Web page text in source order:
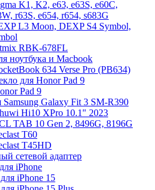
K1, K2, e63, e63S, e60C,
r63S, e654, r654, s683G
L3 Moon, DEXP S4 Symbol,
RBK-678FL
ноутбука и Macbook
634 Verse Pro (PB634)
для Honor Pad 9
Pad 9
Galaxy Fit 3 SM-R390
Hi10 XPro 10.1" 2023
TAB 10 Gen 2, 8496G, 8196G
T60
T45HD
сетевой адаптер
iPhone
iPhone 15